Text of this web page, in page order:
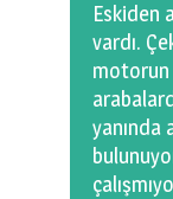
Eskiden
vardı.
motorun
yanında